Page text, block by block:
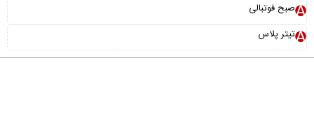
صبح فوتبالی
تیتر پلاس